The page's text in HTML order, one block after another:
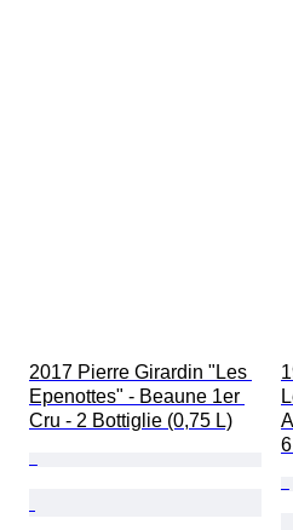
2017 Pierre Girardin "Les
Epenottes" - Beaune 1er
Cru - 2 Bottiglie (0,75 L)